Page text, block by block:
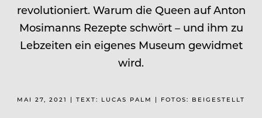
revolutioniert. Warum die Queen auf Anton
Mosimanns Rezepte schwört – und ihm zu
Lebzeiten ein eigenes Museum gewidmet
wird.
MAI 27, 2021 | TEXT: LUCAS PALM | FOTOS: BEIGESTELLT